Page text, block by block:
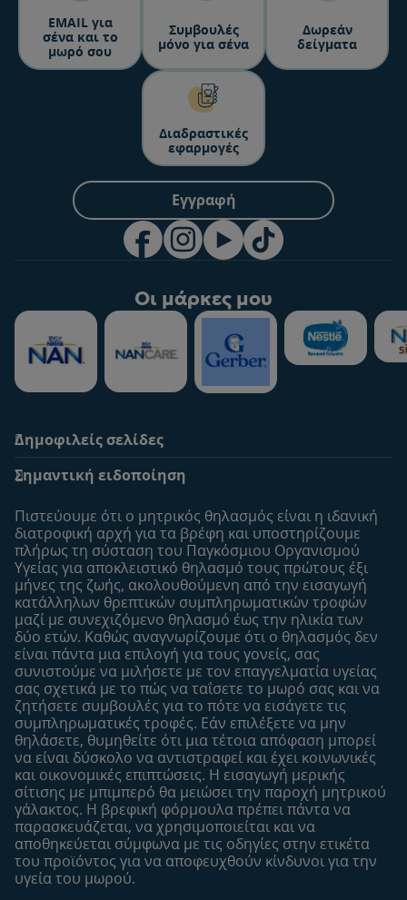
ΕΜΑΙL για
σένα και το
μωρό σου
Συμβουλές
μόνο για σένα
Δωρεάν
δείγματα
Διαδραστικές
εφαρμογές
Εγγραφή
Οι μάρκες μου
Δημοφιλείς σελίδες
Οι Ειδικοί μας
Συχνές ερωτήσεις
Αναζήτηση
Επικοινώνησε μαζί μας
Σχετικά με εμάς
Η σελίδα μου
Το προφίλ μου
Είσοδος/Εγγραφή
Προϊόντα
Εύρεση προϊόντος
Οι μάρκες μου
Εύρεση καταστήματος
Δείγματα
Σημαντική ειδοποίηση
Πιστεύουμε ότι ο μητρικός θηλασμός είναι η ιδανική
διατροφική αρχή για τα βρέφη και υποστηρίζουμε
πλήρως τη σύσταση του Παγκόσμιου Οργανισμού
Υγείας για αποκλειστικό θηλασμό τους πρώτους έξι
μήνες της ζωής, ακολουθούμενη από την εισαγωγή
κατάλληλων θρεπτικών συμπληρωματικών τροφών
μαζί με συνεχιζόμενο θηλασμό έως την ηλικία των
δύο ετών. Καθώς αναγνωρίζουμε ότι ο θηλασμός δεν
είναι πάντα μια επιλογή για τους γονείς, σας
συνιστούμε να μιλήσετε με τον επαγγελματία υγείας
σας σχετικά με το πώς να ταΐσετε το μωρό σας και να
ζητήσετε συμβουλές για το πότε να εισάγετε τις
συμπληρωματικές τροφές. Εάν επιλέξετε να μην
θηλάσετε, θυμηθείτε ότι μια τέτοια απόφαση μπορεί
να είναι δύσκολο να αντιστραφεί και έχει κοινωνικές
και οικονομικές επιπτώσεις. Η εισαγωγή μερικής
σίτισης με μπιμπερό θα μειώσει την παροχή μητρικού
γάλακτος. Η βρεφική φόρμουλα πρέπει πάντα να
παρασκευάζεται, να χρησιμοποιείται και να
αποθηκεύεται σύμφωνα με τις οδηγίες στην ετικέτα
του προϊόντος για να αποφευχθούν κίνδυνοι για την
υγεία του μωρού.